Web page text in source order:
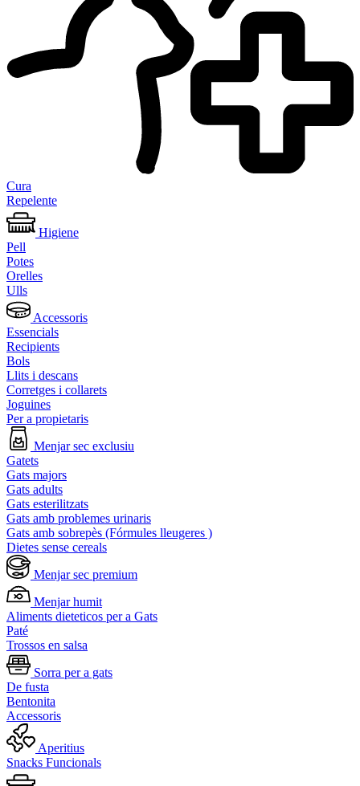
Cura
Repelente
Higiene
Pell
Potes
Orelles
Ulls
Accessoris
Essencials
Recipients
Bols
Llits i descans
Corretges i collarets
Joguines
Per a propietaris
Menjar sec exclusiu
Gatets
Gats majors
Gats adults
Gats esterilitzats
Gats amb problemes urinaris
Gats amb sobrepès (Fórmules lleugeres )
Dietes sense cereals
Menjar sec premium
Menjar humit
Aliments dieteticos per a Gats
Paté
Trossos en salsa
Sorra per a gats
De fusta
Bentonita
Accessoris
Aperitius
Snacks Funcionals